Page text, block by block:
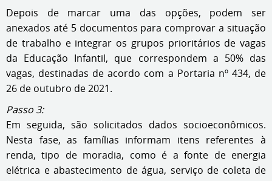
Depois de marcar uma das opções, podem ser
anexados até 5 documentos para comprovar a situação
de trabalho e integrar os grupos prioritários de vagas
da Educação Infantil, que correspondem a 50% das
vagas, destinadas de acordo com a Portaria nº 434, de
26 de outubro de 2021.
Passo 3:
Em seguida, são solicitados dados socioeconômicos.
Nesta fase, as famílias informam itens referentes à
renda, tipo de moradia, como é a fonte de energia
elétrica e abastecimento de água, serviço de coleta de